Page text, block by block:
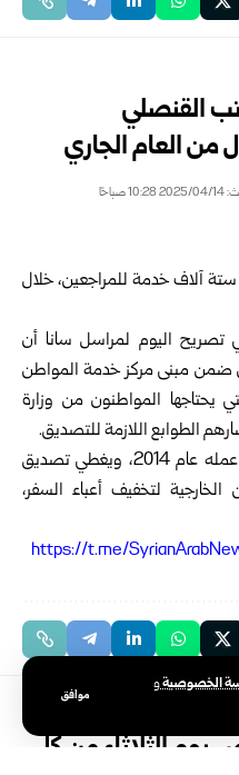
الخصوصيةو
موافق
القنصلي
من العام الجاري
صباحًا
آلاف خدمة للمراجعين، خلال
تصريح اليوم لمراسل سانا أن
ضمن مبنى مركز خدمة المواطن
المواطنون من وزارة
الطوابع اللازمة للتصديق.
وبدأ المكتب القنصلي في السويداء عمله عام 2014، ويغطي تصديق
الخارجية لتخفيف أعباء السفر،
الثلاثاء من كل